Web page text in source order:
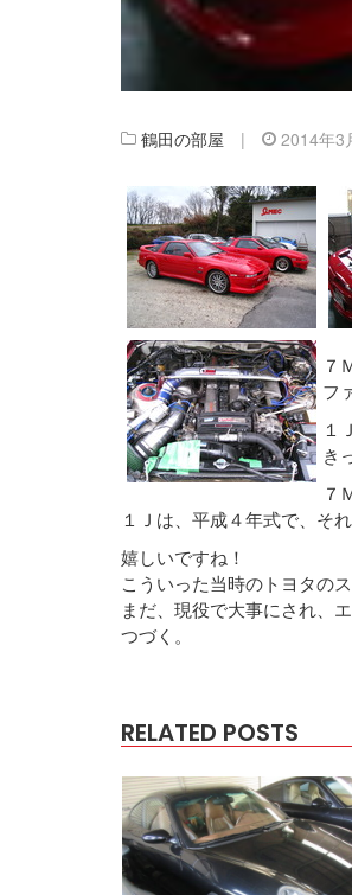
鶴田の部屋 | 2014年3
７
フ
１
き
７
１Ｊは、平成４年式で、そ
嬉しいですね！
こういった当時のトヨタのス
まだ、現役で大事にされ、
つづく。
RELATED POSTS